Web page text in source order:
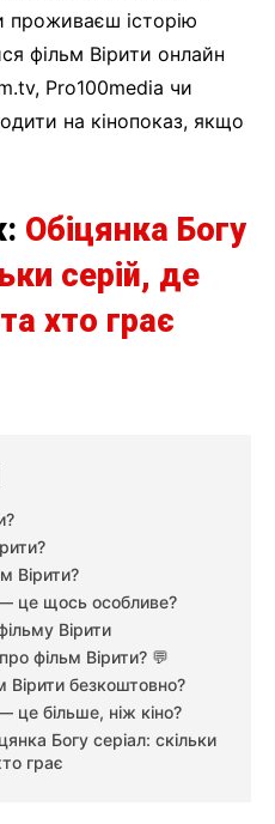
проживаєш історію
фільм Вірити онлайн
Pro100media чи
на кінопоказ, якщо
Обіцянка Богу
серій, де
хто грає
Вірити?
це щось особливе?
Вірити
фільм Вірити? 💬
Вірити безкоштовно?
це більше, ніж кіно?
Богу серіал: скільки
грає